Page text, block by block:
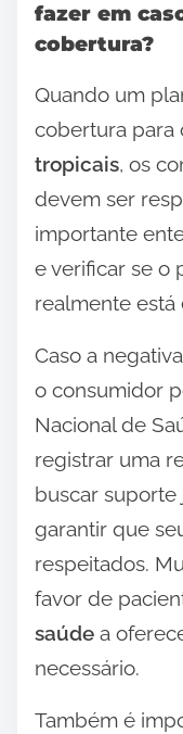
fazer em
cobertura?
Quando um
cobertura para
tropicais, os
devem ser
importante
e verificar se o
realmente está
Caso a
o consumidor
Nacional de
registrar uma
buscar
garantir que
respeitados.
favor de
saúde a
necessário.
Também é